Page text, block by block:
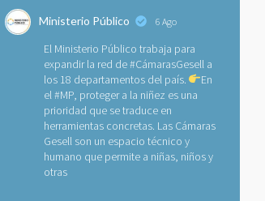
Ministerio Público 6 Ago
El Ministerio Público trabaja para
expandir la red de#CámarasGesella
los 18 departamentos del país.
En
el#MP, proteger a la niñez es una
prioridad que se traduce en
herramientas concretas. Las Cámaras
Gesell son un espacio técnico y
humano que permite a niñas, niños y
otras